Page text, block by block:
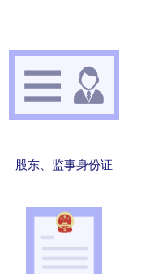
股东、监事身份证